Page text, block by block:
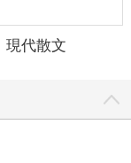
現代散文